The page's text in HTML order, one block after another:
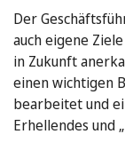
Der
auch eigene
in Zukunft
einen wichtigen
bearbeitet und
Erhellendes und